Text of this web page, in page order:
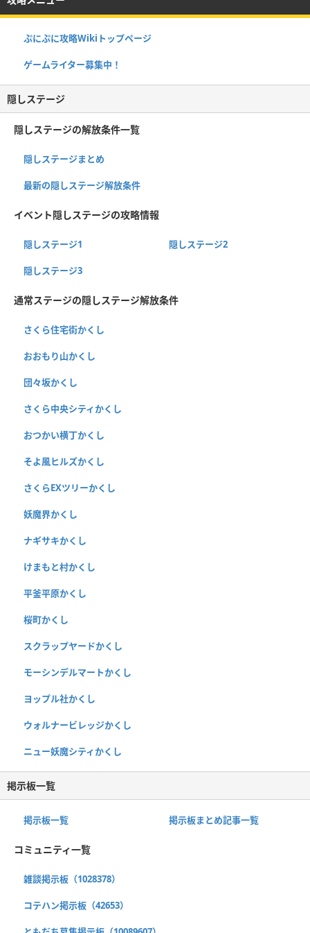
ぷにぷに攻略Wikiトップページ
ゲームライター募集中！
隠しステージ
隠しステージの解放条件一覧
隠しステージまとめ
最新の隠しステージ解放条件
イベント隠しステージの攻略情報
隠しステージ1 隠しステージ2
隠しステージ3
通常ステージの隠しステージ解放条件
さくら住宅街かくし
おおもり山かくし
団々坂かくし
さくら中央シティかくし
おつかい横丁かくし
そよ風ヒルズかくし
さくらEXツリーかくし
妖魔界かくし
ナギサキかくし
けまもと村かくし
平釜平原かくし
桜町かくし
スクラップヤードかくし
モーシンデルマートかくし
ヨップル社かくし
ウォルナービレッジかくし
ニュー妖魔シティかくし
掲示板一覧
掲示板一覧 掲示板まとめ記事一覧
コミュニティ一覧
雑談掲示板（1028378）
コテハン掲示板（42653）